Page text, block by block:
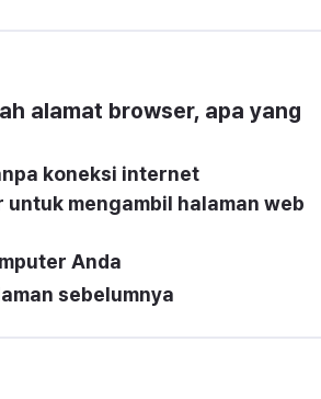
alamat browser, apa yang
koneksi internet
mengambil halaman web
Anda
sebelumnya